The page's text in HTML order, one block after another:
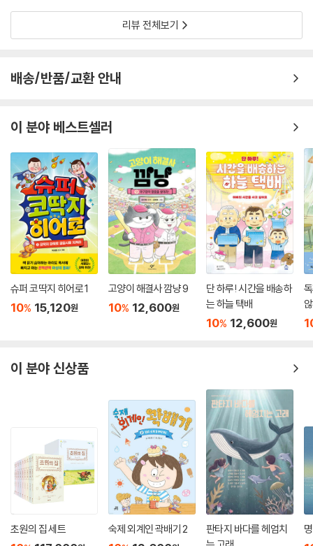
이 놀이터에서 땅을 파고 이또한 즐거운 일
리뷰 전체보기
배송/반품/교환 안내
이 분야 베스트셀러
슈퍼 코딱지 히어로 1
10% 15,120원
고양이 해결사 깜냥 9
10% 12,600원
단 하루! 시간을 배송하
는 하늘 택배
10% 12,600원
이 분야 신상품
초원의 집 세트 숙제 외계인 곽배기 2
판타지 바다를 헤엄치